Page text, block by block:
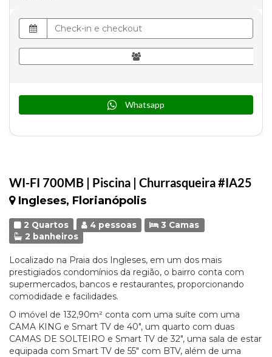
WI-FI 700MB | Piscina | Churrasqueira #IA25
Ingleses, Florianópolis
2 Quartos 4 pessoas
3 Camas
2 banheiros
Localizado na Praia dos Ingleses, em um dos mais
prestigiados condomínios da região, o bairro conta com
supermercados, bancos e restaurantes, proporcionando
comodidade e facilidades.
O imóvel de 132,90m² conta com uma suíte com uma
CAMA KING e Smart TV de 40", um quarto com duas
CAMAS DE SOLTEIRO e Smart TV de 32", uma sala de estar
equipada com Smart TV de 55" com BTV, além de uma
Whatsapp